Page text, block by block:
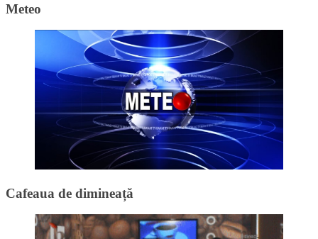
Meteo
Cafeaua de dimineață